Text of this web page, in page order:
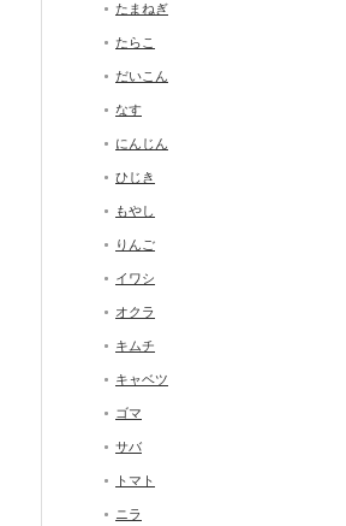
たまねぎ
たらこ
だいこん
なす
にんじん
ひじき
もやし
りんご
イワシ
オクラ
キムチ
キャベツ
ゴマ
サバ
トマト
ニラ